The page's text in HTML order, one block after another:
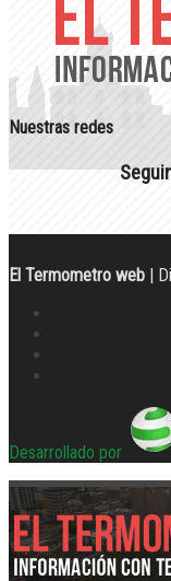
Nuestras redes
El Termometro web |
Desarrollado por